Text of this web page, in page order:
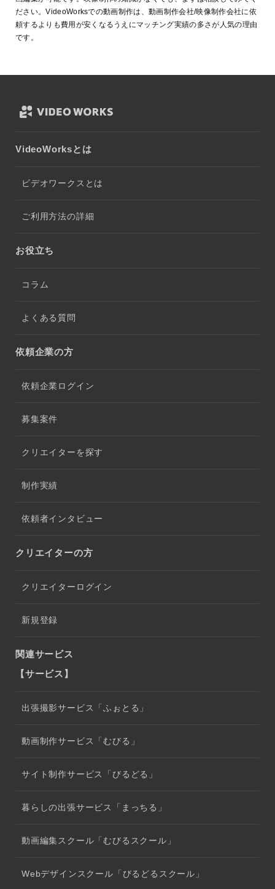
ださい。VideoWorksでの動画制作は、動画制作会社/映像制作会社に依
頼するよりも費用が安くなるうえにマッチング実績の多さが人気の理由
です。
VideoWorksとは
ビデオワークスとは
ご利用方法の詳細
お役立ち
コラム
よくある質問
依頼企業の方
依頼企業ログイン
募集案件
クリエイターを探す
制作実績
依頼者インタビュー
クリエイターの方
クリエイターログイン
新規登録
関連サービス
【サービス】
出張撮影サービス「ふぉとる」
動画制作サービス「むびる」
サイト制作サービス「びるどる」
暮らしの出張サービス「まっちる」
動画編集スクール「むびるスクール」
Webデザインスクール「びるどるスクール」